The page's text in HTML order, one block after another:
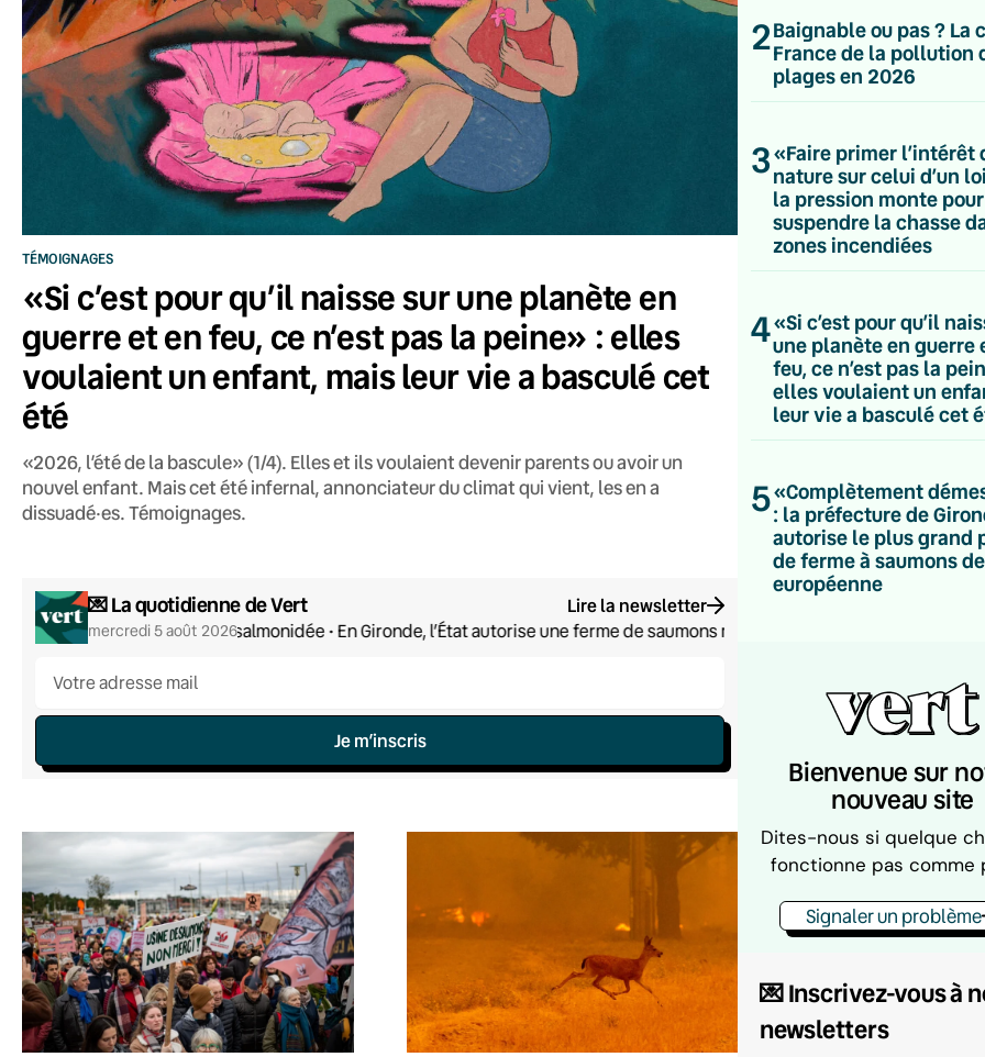
TÉMOIGNAGES
«Si c’est pour qu’il naisse sur une planète en
guerre et en feu, ce n’est pas la peine» : elles
voulaient un enfant, mais leur vie a basculé cet
été
«2026, l’été de la bascule» (1/4). Elles et ils voulaient devenir parents ou avoir un
nouvel enfant. Mais cet été infernal, annonciateur du climat qui vient, les en a
dissuadé·es. Témoignages.
💌 La quotidienne de Vert Lire la newsletter
mercredi 5 août 2026
Drôle de salmonidée • En Gironde, l’État autorise une ferme de saumons monumentale, un projet qui pêche
Je m’inscris
2Baignable ou pas ? La
France de la pollution
plages en 2026
3«Faire primer l’intérêt
nature sur celui d’un
la pression monte pour
suspendre la chasse
zones incendiées
4«Si c’est pour qu’il
une planète en guerre
feu, ce n’est pas la
elles voulaient un
leur vie a basculé cet
5«Complètement
: la préfecture de
autorise le plus grand
de ferme à saumons
européenne
Bienvenue sur
nouveau site
Dites-nous si quelque
fonctionne pas comme
Signaler un problème
💌 Inscrivez-vous à
newsletters